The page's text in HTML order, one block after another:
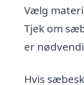
Vælg
Tjek om
er
Hvis